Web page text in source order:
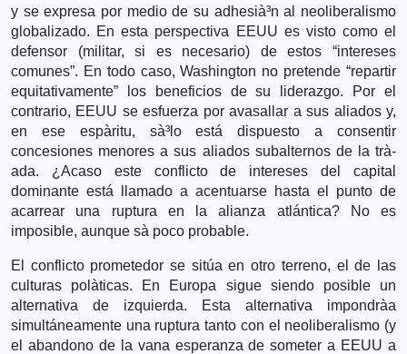
y se expresa por medio de su adhesià³n al neoliberalismo
globalizado. En esta perspectiva EEUU es visto como el
defensor (militar, si es necesario) de estos “intereses
comunes”. En todo caso, Washington no pretende “repartir
equitativamente” los beneficios de su liderazgo. Por el
contrario, EEUU se esfuerza por avasallar a sus aliados y,
en ese espà­ritu, sà³lo está dispuesto a consentir
concesiones menores a sus aliados subalternos de la trà­
ada. ¿Acaso este conflicto de intereses del capital
dominante está llamado a acentuarse hasta el punto de
acarrear una ruptura en la alianza atlántica? No es
imposible, aunque sà­ poco probable.
El conflicto prometedor se sitúa en otro terreno, el de las
culturas polà­ticas. En Europa sigue siendo posible un
alternativa de izquierda. Esta alternativa impondrà­a
simultáneamente una ruptura tanto con el neoliberalismo (y
el abandono de la vana esperanza de someter a EEUU a